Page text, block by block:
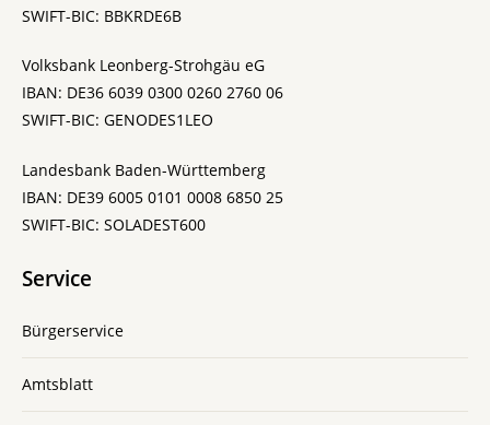
SWIFT-BIC: BBKRDE6B
Volksbank Leonberg-Strohgäu eG
IBAN: DE36 6039 0300 0260 2760 06
SWIFT-BIC: GENODES1LEO
Landesbank Baden-Württemberg
IBAN: DE39 6005 0101 0008 6850 25
SWIFT-BIC: SOLADEST600
Service
Bürgerservice
Amtsblatt